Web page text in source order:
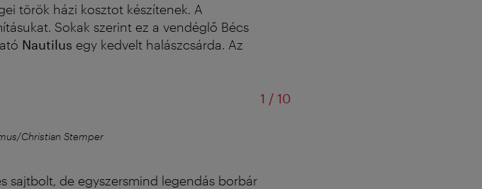
török házi kosztot készítenek. A
Sokak szerint ez a vendéglő Bécs
Nautilus egy kedvelt halászcsárda. Az
1 //10
Christian Stemper
sajtbolt, de egyszersmind legendás borbár